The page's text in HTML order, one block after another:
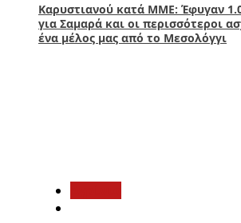
Καρυστιανού κατά ΜΜΕ: Έφυγαν
για Σαμαρά και οι περισσότεροι
ένα μέλος μας από το Μεσολόγγι